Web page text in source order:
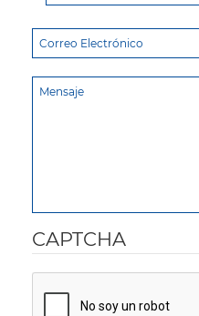
CAPTCHA